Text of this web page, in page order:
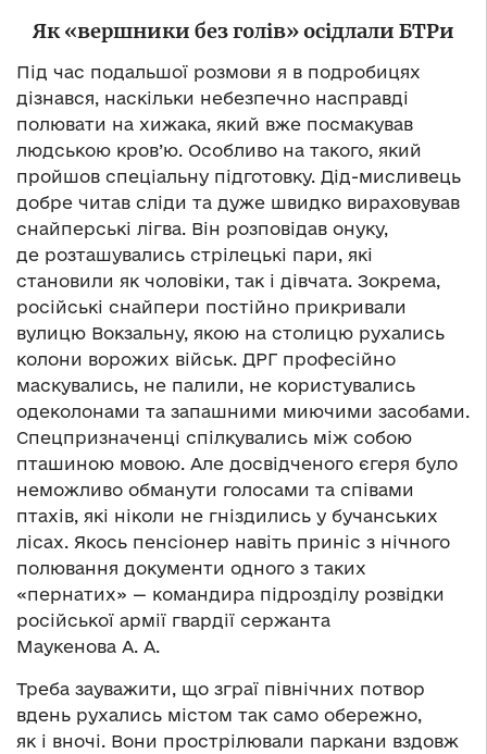
Як «вершники без голів» осідлали БТРи
Під час подальшої розмови я в подробицях
дізнався, наскільки небезпечно насправді
полювати на хижака, який вже посмакував
людською кров’ю. Особливо на такого, який
пройшов спеціальну підготовку. Дід-мисливець
добре читав сліди та дуже швидко вираховував
снайперські лігва. Він розповідав онуку,
де розташувались стрілецькі пари, які
становили як чоловіки, так і дівчата. Зокрема,
російські снайпери постійно прикривали
вулицю Вокзальну, якою на столицю рухались
колони ворожих військ. ДРГ професійно
маскувались, не палили, не користувались
одеколонами та запашними миючими засобами.
Спецпризначенці спілкувались між собою
пташиною мовою. Але досвідченого єгеря було
неможливо обманути голосами та співами
птахів, які ніколи не гніздились у бучанських
лісах. Якось пенсіонер навіть приніс з нічного
полювання документи одного з таких
«пернатих» — командира підрозділу розвідки
російської армії гвардії сержанта
Маукенова А. А.
Треба зауважити, що зграї північних потвор
вдень рухались містом так само обережно,
як і вночі. Вони прострілювали паркани вздовж